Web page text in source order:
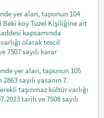
yer alan, tapunun 104
Beki köy Tüzel Kişiliğine ait
kapsamında
olarak tescil
7507 sayılı karar
yer alan, tapunun 105
sayılı yasanın 7.
taşınmaz kültür varlığı
tarih ve 7508 sayılı